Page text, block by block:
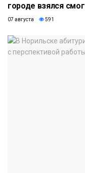
городе взялся смог
07 августа 591